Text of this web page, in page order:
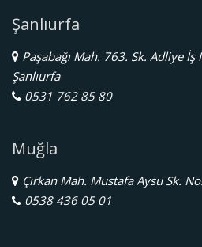
Şanlıurfa
Paşabağı Mah. 763. Sk. Adliye
Şanlıurfa
0531 762 85 80
Muğla
Çırkan Mah. Mustafa Aysu Sk.
0538 436 05 01